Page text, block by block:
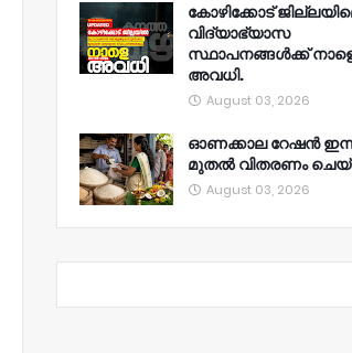
കോഴിക്കോട്
വിദ്യാഭ്യാസ
സ്ഥാപനങ്ങൾക്ക്
അവധി.
August 03, 2026
ഓണക്കാല റേഷൻ
മുതല്‍ വിതരണം
August 03, 2026